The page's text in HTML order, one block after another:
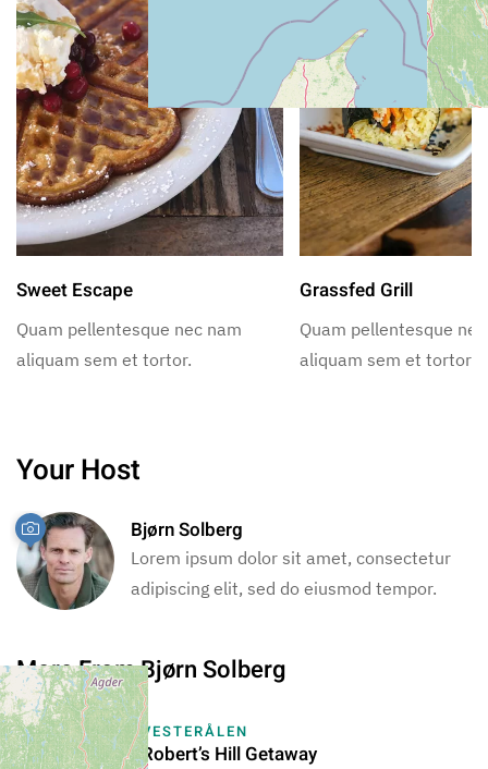
Sweet Escape
Quam pellentesque nec nam
aliquam sem et tortor.
Grassfed Grill
Quam pellentesque
aliquam sem et tortor.
Your Host
Bjørn Solberg
Lorem ipsum dolor sit amet, consectetur
adipiscing elit, sed do eiusmod tempor.
More From Bjørn Solberg
VESTERÅLEN
Robert’s Hill Getaway